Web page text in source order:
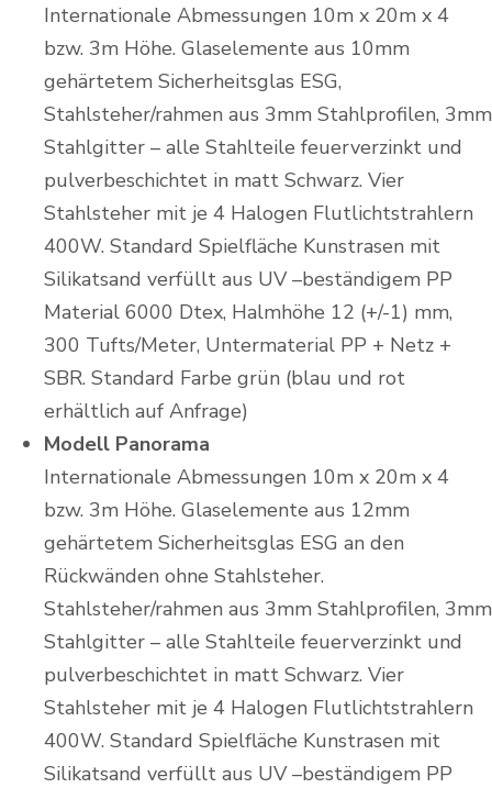
Internationale Abmessungen 10m x 20m x 4
bzw. 3m Höhe. Glaselemente aus 10mm
gehärtetem Sicherheitsglas ESG,
Stahlsteher/rahmen aus 3mm Stahlprofilen, 3mm
Stahlgitter – alle Stahlteile feuerverzinkt und
pulverbeschichtet in matt Schwarz. Vier
Stahlsteher mit je 4 Halogen Flutlichtstrahlern
400W. Standard Spielfläche Kunstrasen mit
Silikatsand verfüllt aus UV –beständigem PP
Material 6000 Dtex, Halmhöhe 12 (+/-1) mm,
300 Tufts/Meter, Untermaterial PP + Netz +
SBR. Standard Farbe grün (blau und rot
erhältlich auf Anfrage)
Modell Panorama
Internationale Abmessungen 10m x 20m x 4
bzw. 3m Höhe. Glaselemente aus 12mm
gehärtetem Sicherheitsglas ESG an den
Rückwänden ohne Stahlsteher.
Stahlsteher/rahmen aus 3mm Stahlprofilen, 3mm
Stahlgitter – alle Stahlteile feuerverzinkt und
pulverbeschichtet in matt Schwarz. Vier
Stahlsteher mit je 4 Halogen Flutlichtstrahlern
400W. Standard Spielfläche Kunstrasen mit
Silikatsand verfüllt aus UV –beständigem PP